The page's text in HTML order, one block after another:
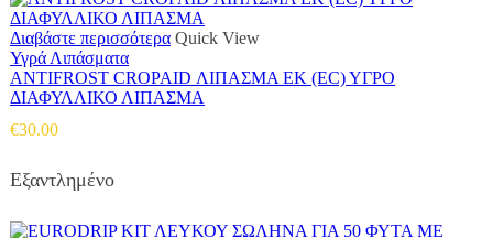
Διαβάστε περισσότερα Quick View
Υγρά Λιπάσματα
ANTIFROST CROPAID ΛΙΠΑΣΜΑ ΕΚ (EC) ΥΓΡΟ
ΔΙΑΦΥΛΛΙΚΟ ΛΙΠΑΣΜΑ
€30.00
Εξαντλημένο